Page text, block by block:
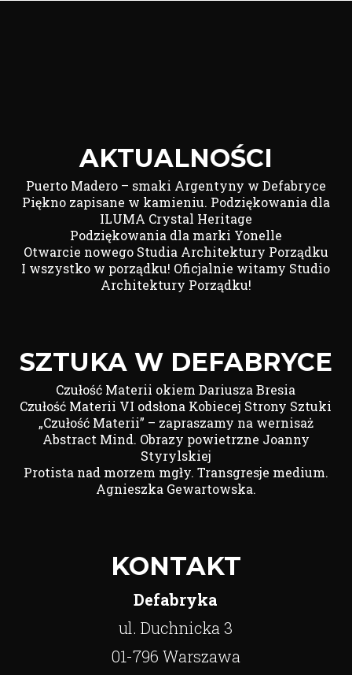
AKTUALNOŚCI
Puerto Madero – smaki Argentyny w Defabryce
Piękno zapisane w kamieniu. Podziękowania dla
ILUMA Crystal Heritage
Podziękowania dla marki Yonelle
Otwarcie nowego Studia Architektury Porządku
I wszystko w porządku! Oficjalnie witamy Studio
Architektury Porządku!
SZTUKA W DEFABRYCE
Czułość Materii okiem Dariusza Bresia
Czułość Materii VI odsłona Kobiecej Strony Sztuki
„Czułość Materii” – zapraszamy na wernisaż
Abstract Mind. Obrazy powietrzne Joanny
Styrylskiej
Protista nad morzem mgły. Transgresje medium.
Agnieszka Gewartowska.
KONTAKT
Defabryka
ul. Duchnicka 3
01-796 Warszawa